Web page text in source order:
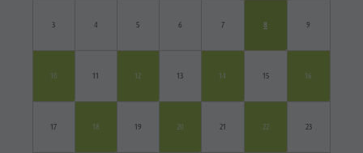
3 4 5 6 7 8 9
10 11 12 13 14 15 16
17 18 19 20 21 22 23